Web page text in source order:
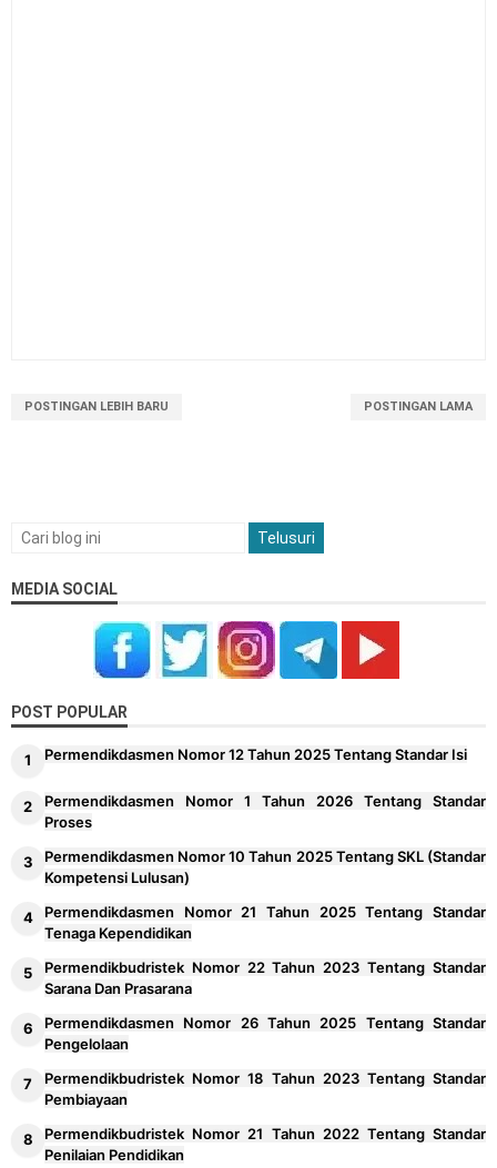
POSTINGAN LEBIH BARU POSTINGAN LAMA
MEDIA SOCIAL
POST POPULAR
Permendikdasmen Nomor 12 Tahun 2025 Tentang Standar Isi
Permendikdasmen Nomor 1 Tahun 2026 Tentang Standar
Proses
Permendikdasmen Nomor 10 Tahun 2025 Tentang SKL (Standar
Kompetensi Lulusan)
Permendikdasmen Nomor 21 Tahun 2025 Tentang Standar
Tenaga Kependidikan
Permendikbudristek Nomor 22 Tahun 2023 Tentang Standar
Sarana Dan Prasarana
Permendikdasmen Nomor 26 Tahun 2025 Tentang Standar
Pengelolaan
Permendikbudristek Nomor 18 Tahun 2023 Tentang Standar
Pembiayaan
Permendikbudristek Nomor 21 Tahun 2022 Tentang Standar
Penilaian Pendidikan